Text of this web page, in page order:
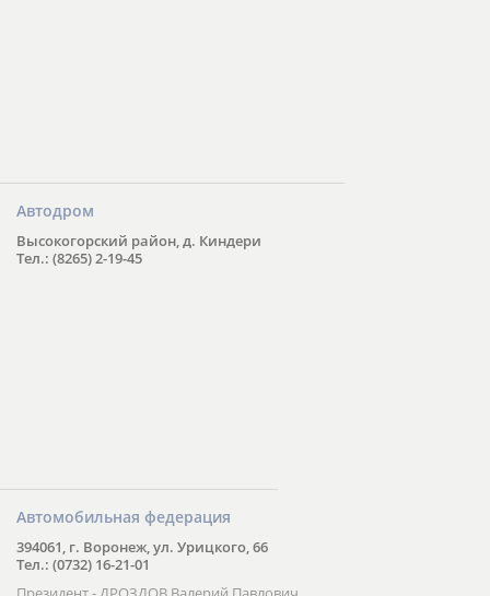
Автодром
Высокогорский район, д. Киндери
Тел.: (8265) 2-19-45
Автомобильная федерация
394061, г. Воронеж, ул. Урицкого, 66
Тел.: (0732) 16-21-01